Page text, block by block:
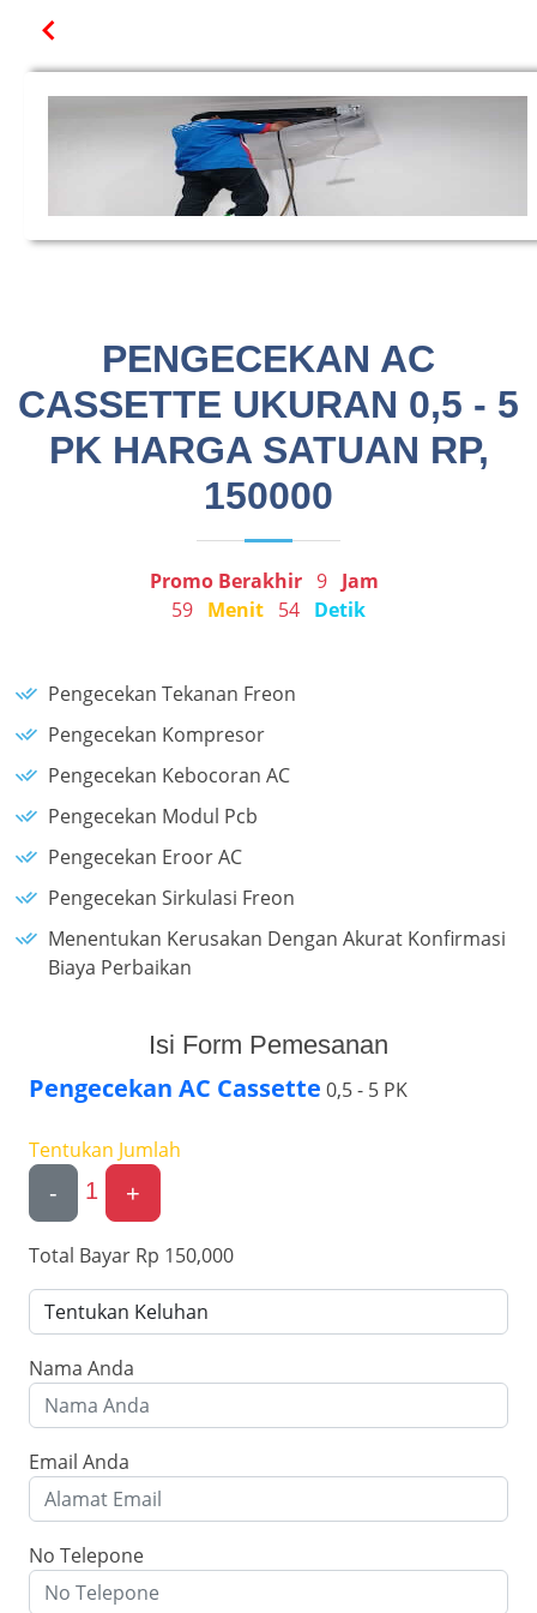
PENGECEKAN AC
CASSETTE UKURAN 0,5 - 5
PK HARGA SATUAN RP,
150000
Promo Berakhir 9 Jam
59 Menit 54 Detik
Pengecekan Tekanan Freon
Pengecekan Kompresor
Pengecekan Kebocoran AC
Pengecekan Modul Pcb
Pengecekan Eroor AC
Pengecekan Sirkulasi Freon
Menentukan Kerusakan Dengan Akurat Konfirmasi
Biaya Perbaikan
Isi Form Pemesanan
Pengecekan AC Cassette 0,5 - 5 PK
Tentukan Jumlah
-
1 +
Total Bayar Rp 150,000
Nama Anda
Email Anda
No Telepone